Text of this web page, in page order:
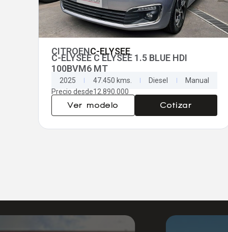
CITROENC-ELYSEE
C-ELYSEE C ELYSEE 1.5 BLUE HDI
100BVM6 MT
2025 47.450 kms. Diesel
Manual
Precio desde12.890.000
Ver modelo Cotizar